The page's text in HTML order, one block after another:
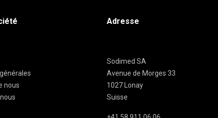
nous
Adresse
Sodimed SA
Avenue de Morges 33
1027 Lonay
Suisse